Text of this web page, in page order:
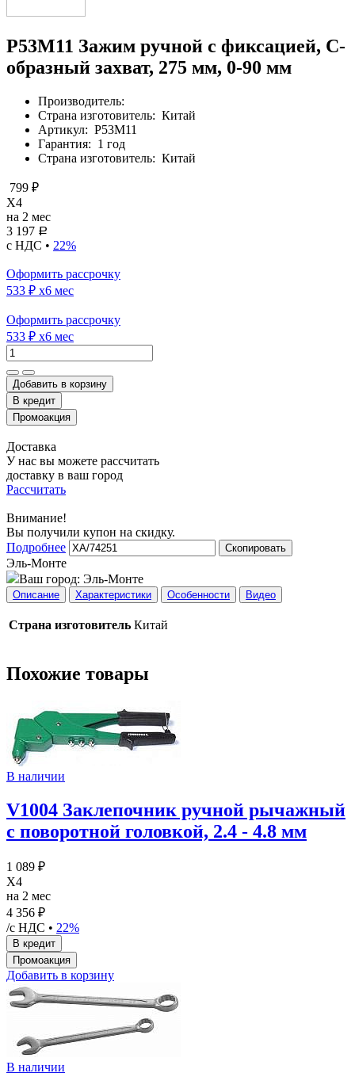
P53M11 Зажим ручной с фиксацией, С-
образный захват, 275 мм, 0-90 мм
Производитель:
Страна изготовитель: Китай
Артикул: P53M11
Гарантия: 1 год
Страна изготовитель: Китай
799 ₽
X4
на 2 мес
3 197 Р
с НДС • 22%
Оформить рассрочку
533 ₽ x6 мес
Оформить рассрочку
533 ₽ x6 мес
Добавить в корзину
Доставка
У нас вы можете рассчитать
доставку в ваш город
Рассчитать
Внимание!
Вы получили купон на скидку.
Подробнее
Скопировать
Эль-Монте
Ваш город: Эль-Монте
Описание Характеристики Особенности Видео
Страна изготовитель Китай
Похожие товары
В наличии
V1004 Заклепочник ручной рычажный
с поворотной головкой, 2.4 - 4.8 мм
1 089 ₽
X4
на 2 мес
4 356 ₽
/с НДС • 22%
Добавить в корзину
В наличии